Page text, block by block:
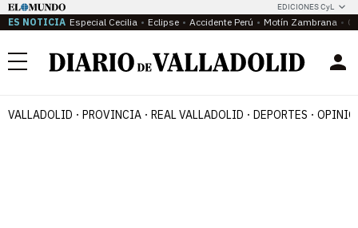
EDICIONES CyL
ES NOTICIA Especial Cecilia Eclipse Accidente Perú Motín Zambrana
Menú
VALLADOLID PROVINCIA REAL VALLADOLID DEPORTES